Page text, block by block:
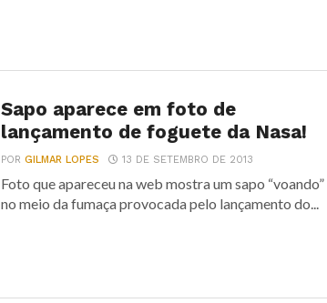
Sapo aparece em foto de
lançamento de foguete da Nasa!
PORGILMAR LOPES 13 DE SETEMBRO DE 2013
Foto que apareceu na web mostra um sapo “voando”
no meio da fumaça provocada pelo lançamento do...